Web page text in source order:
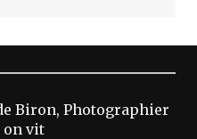
Biron, Photographier
on vit